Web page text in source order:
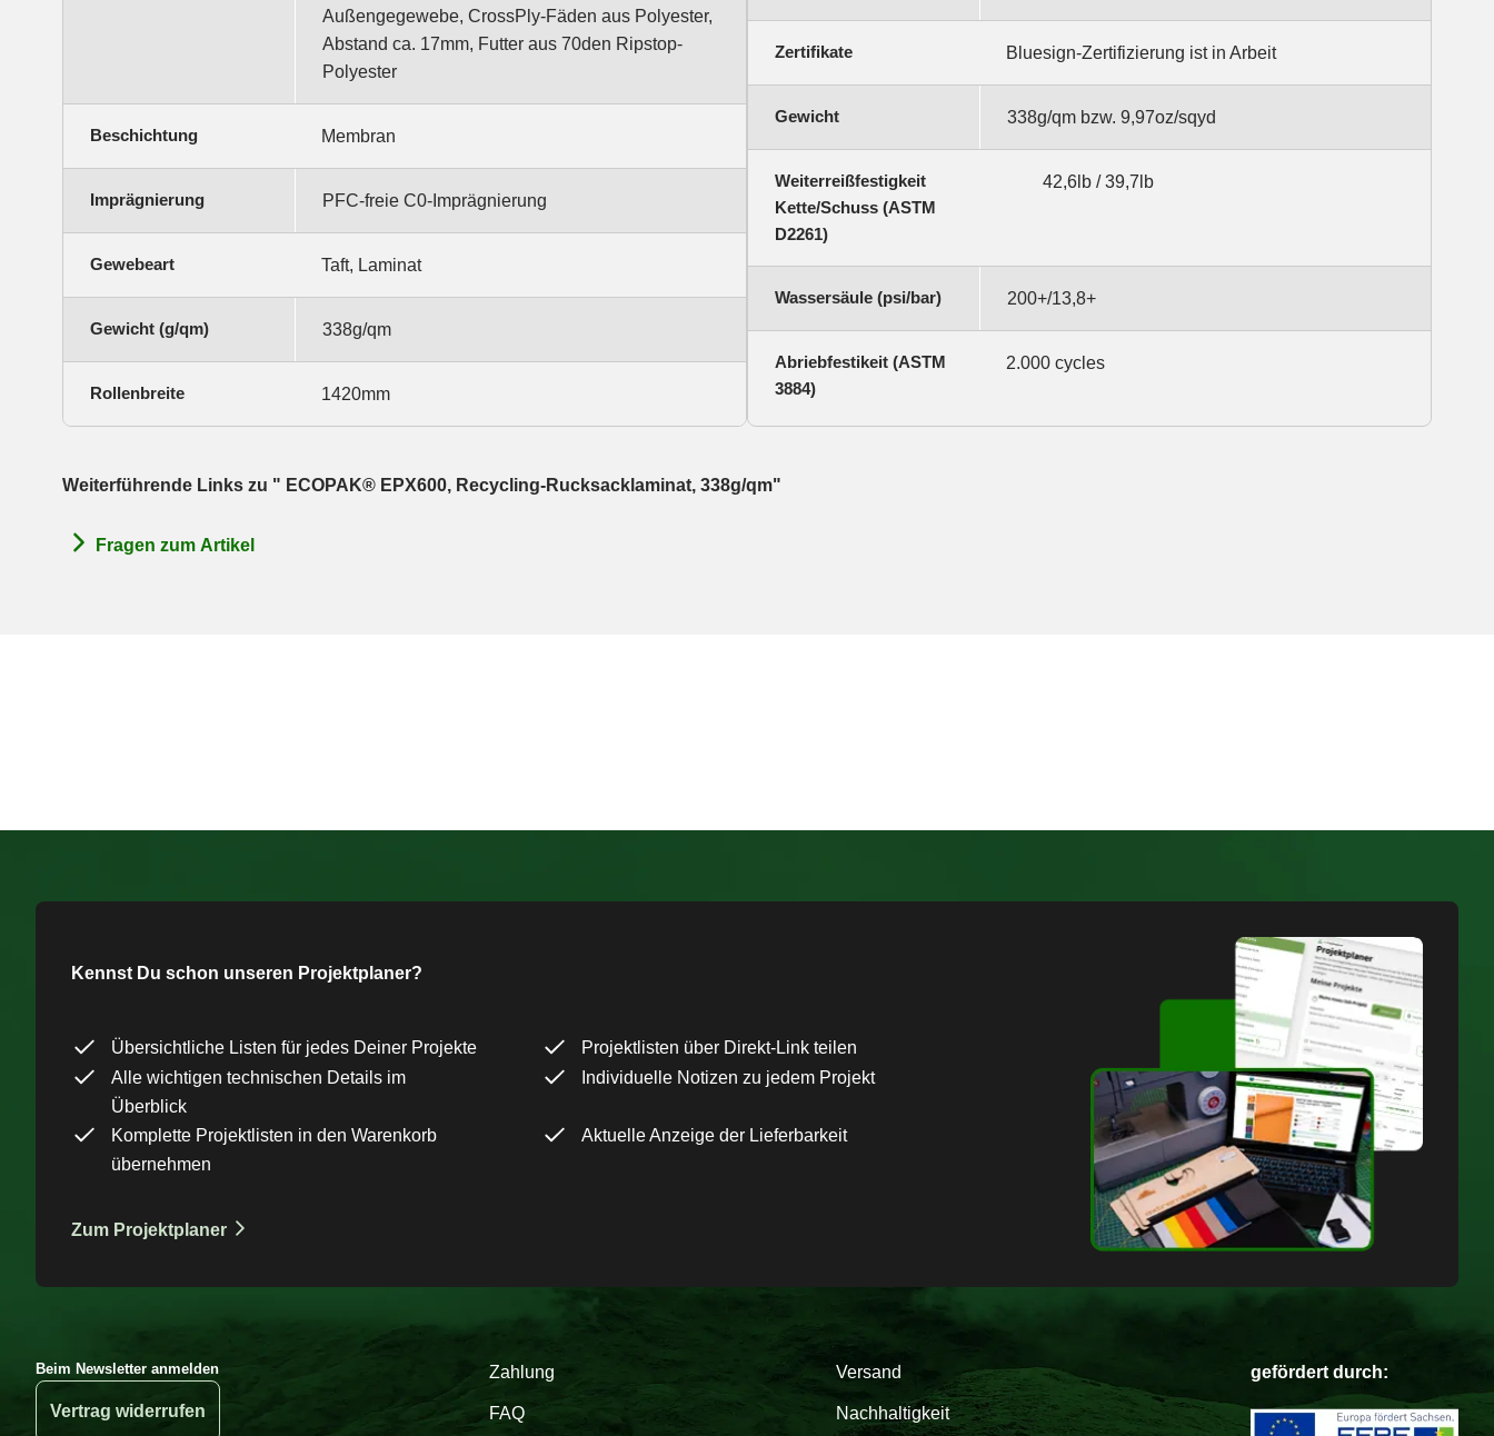
Außengegewebe, CrossPly-Fäden aus Polyester,
Abstand ca. 17mm, Futter aus 70den Ripstop-
Polyester
Beschichtung Membran
Imprägnierung PFC-freie C0-Imprägnierung
Gewebeart Taft, Laminat
Gewicht (g/qm) 338g/qm
Rollenbreite 1420mm
Zertifikate Bluesign-Zertifizierung ist in Arbeit
Gewicht 338g/qm bzw. 9,97oz/sqyd
Weiterreißfestigkeit
Kette/Schuss (ASTM
D2261)
42,6lb / 39,7lb
Wassersäule (psi/bar) 200+/13,8+
Abriebfestikeit (ASTM
3884)
2.000 cycles
Weiterführende Links zu " ECOPAK® EPX600, Recycling-Rucksacklaminat, 338g/qm"
Fragen zum Artikel
Kennst Du schon unseren Projektplaner?
Übersichtliche Listen für jedes Deiner Projekte
Projektlisten über Direkt-Link teilen
Alle wichtigen technischen Details im
Überblick
Individuelle Notizen zu jedem Projekt
Komplette Projektlisten in den Warenkorb
übernehmen
Aktuelle Anzeige der Lieferbarkeit
Zum Projektplaner
Beim Newsletter anmelden
Vertrag widerrufen
Zahlung Versand
FAQ Nachhaltigkeit
gefördert durch: